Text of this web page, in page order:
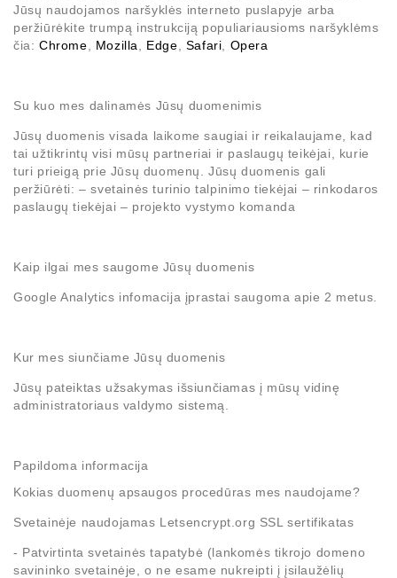
Jūsų naudojamos naršyklės interneto puslapyje arba
peržiūrėkite trumpą instrukciją populiariausioms naršyklėms
čia: Chrome Mozilla Edge Safari Opera
Su kuo mes dalinamės Jūsų duomenimis
Jūsų duomenis visada laikome saugiai ir reikalaujame, kad
tai užtikrintų visi mūsų partneriai ir paslaugų teikėjai, kurie
turi prieigą prie Jūsų duomenų. Jūsų duomenis gali
peržiūrėti: – svetainės turinio talpinimo tiekėjai – rinkodaros
paslaugų tiekėjai – projekto vystymo komanda
Kaip ilgai mes saugome Jūsų duomenis
Google Analytics infomacija įprastai saugoma apie 2 metus.
Kur mes siunčiame Jūsų duomenis
Jūsų pateiktas užsakymas išsiunčiamas į mūsų vidinę
administratoriaus valdymo sistemą.
Papildoma informacija
Kokias duomenų apsaugos procedūras mes naudojame?
Svetainėje naudojamas Letsencrypt.org SSL sertifikatas
- Patvirtinta svetainės tapatybė (lankomės tikrojo domeno
savininko svetainėje, o ne esame nukreipti į įsilaužėlių